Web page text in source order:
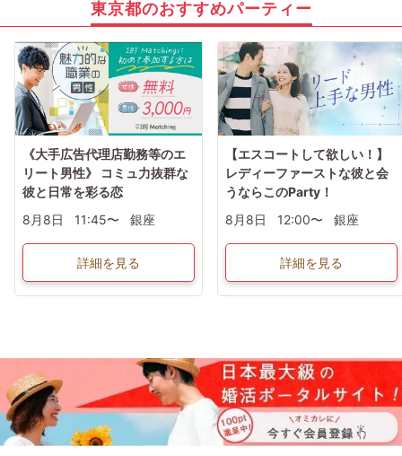
東京都のおすすめパーティー
《大手広告代理店勤務等のエ
リート男性》 コミュ力抜群な
彼と日常を彩る恋
8月8日
11:45〜 銀座
詳細を見る
【エスコートして欲しい！】
レディーファーストな彼と会
うならこのParty！
8月8日
12:00〜 銀座
詳細を見る